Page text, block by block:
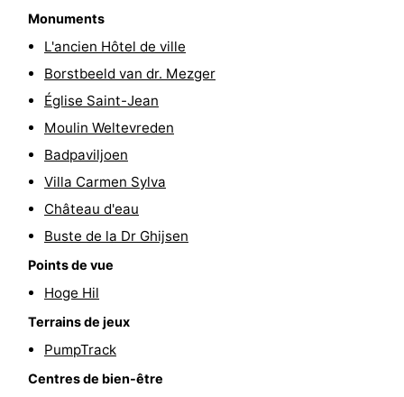
Monuments
Moulins
Phares
Points
vue
Attractions
Terrains
jeux
Aires
intérieures
Bowling
Villages
Monuments
L'ancien Hôtel de ville
Borstbeeld van dr. Mezger
Église Saint-Jean
Moulin Weltevreden
Badpaviljoen
Villa Carmen Sylva
Château d'eau
Buste de la Dr Ghijsen
Points de vue
Hoge Hil
Terrains de jeux
PumpTrack
Centres de bien-être